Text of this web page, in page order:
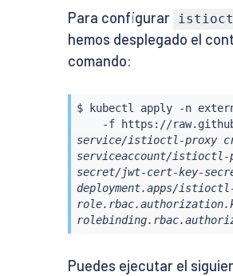
Para configurar
hemos desplegado el
comando:
$ kubectl apply -n
service/istioctl-proxy
serviceaccount/istioctl-
secret/jwt-cert-key-
deployment.apps/
Puedes ejecutar el